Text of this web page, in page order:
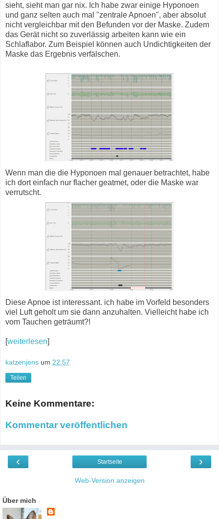
sieht, sieht man gar nix. Ich habe zwar einige Hyponoen
und ganz selten auch mal "zentrale Apnoen", aber absolut
nicht vergleichbar mit den Befunden vor der Maske. Zudem
das Gerät nicht so zuverlässig arbeiten kann wie ein
Schlaflabor. Zum Beispiel können auch Undichtigkeiten der
Maske das Ergebnis verfälschen.
Wenn man die die Hyponoen mal genauer betrachtet, habe
ich dort einfach nur flacher geatmet, oder die Maske war
verrutscht.
Diese Apnoe ist interessant. ich habe im Vorfeld besonders
viel Luft geholt um sie dann anzuhalten. Vielleicht habe ich
vom Tauchen geträumt?!
[weiterlesen]
katzenjens um 22:57
Teilen
Keine Kommentare:
Kommentar veröffentlichen
‹ ›
Startseite
Web-Version anzeigen
Über mich